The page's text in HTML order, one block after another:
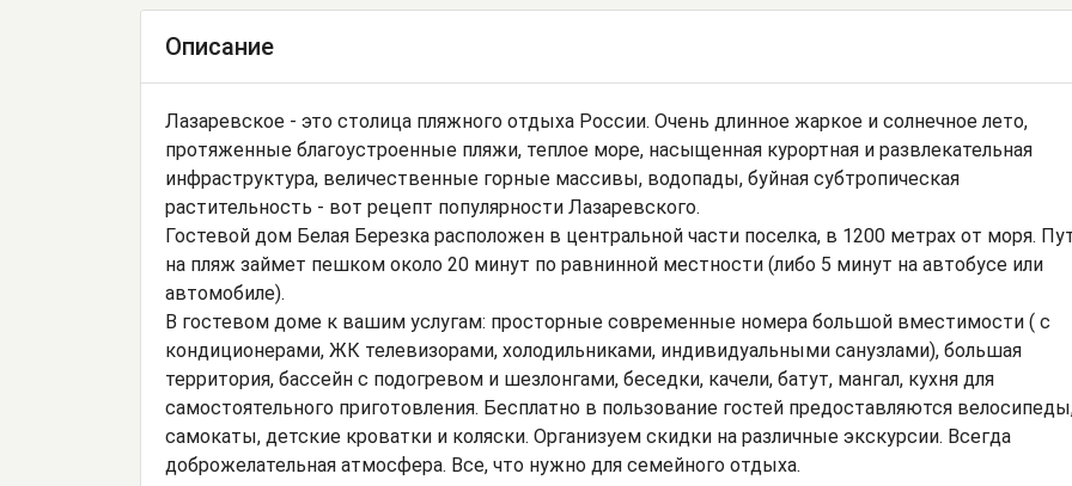
Описание
Лазаревское - это столица пляжного отдыха России. Очень длинное жаркое и солнечное лето,
протяженные благоустроенные пляжи, теплое море, насыщенная курортная и развлекательная
инфраструктура, величественные горные массивы, водопады, буйная субтропическая
растительность - вот рецепт популярности Лазаревского.
Гостевой дом Белая Березка расположен в центральной части поселка, в 1200 метрах от моря.
на пляж займет пешком около 20 минут по равнинной местности (либо 5 минут на автобусе или
автомобиле).
В гостевом доме к вашим услугам: просторные современные номера большой вместимости ( с
кондиционерами, ЖК телевизорами, холодильниками, индивидуальными санузлами), большая
территория, бассейн с подогревом и шезлонгами, беседки, качели, батут, мангал, кухня для
самостоятельного приготовления. Бесплатно в пользование гостей предоставляются
самокаты, детские кроватки и коляски. Организуем скидки на различные экскурсии. Всегда
доброжелательная атмосфера. Все, что нужно для семейного отдыха.